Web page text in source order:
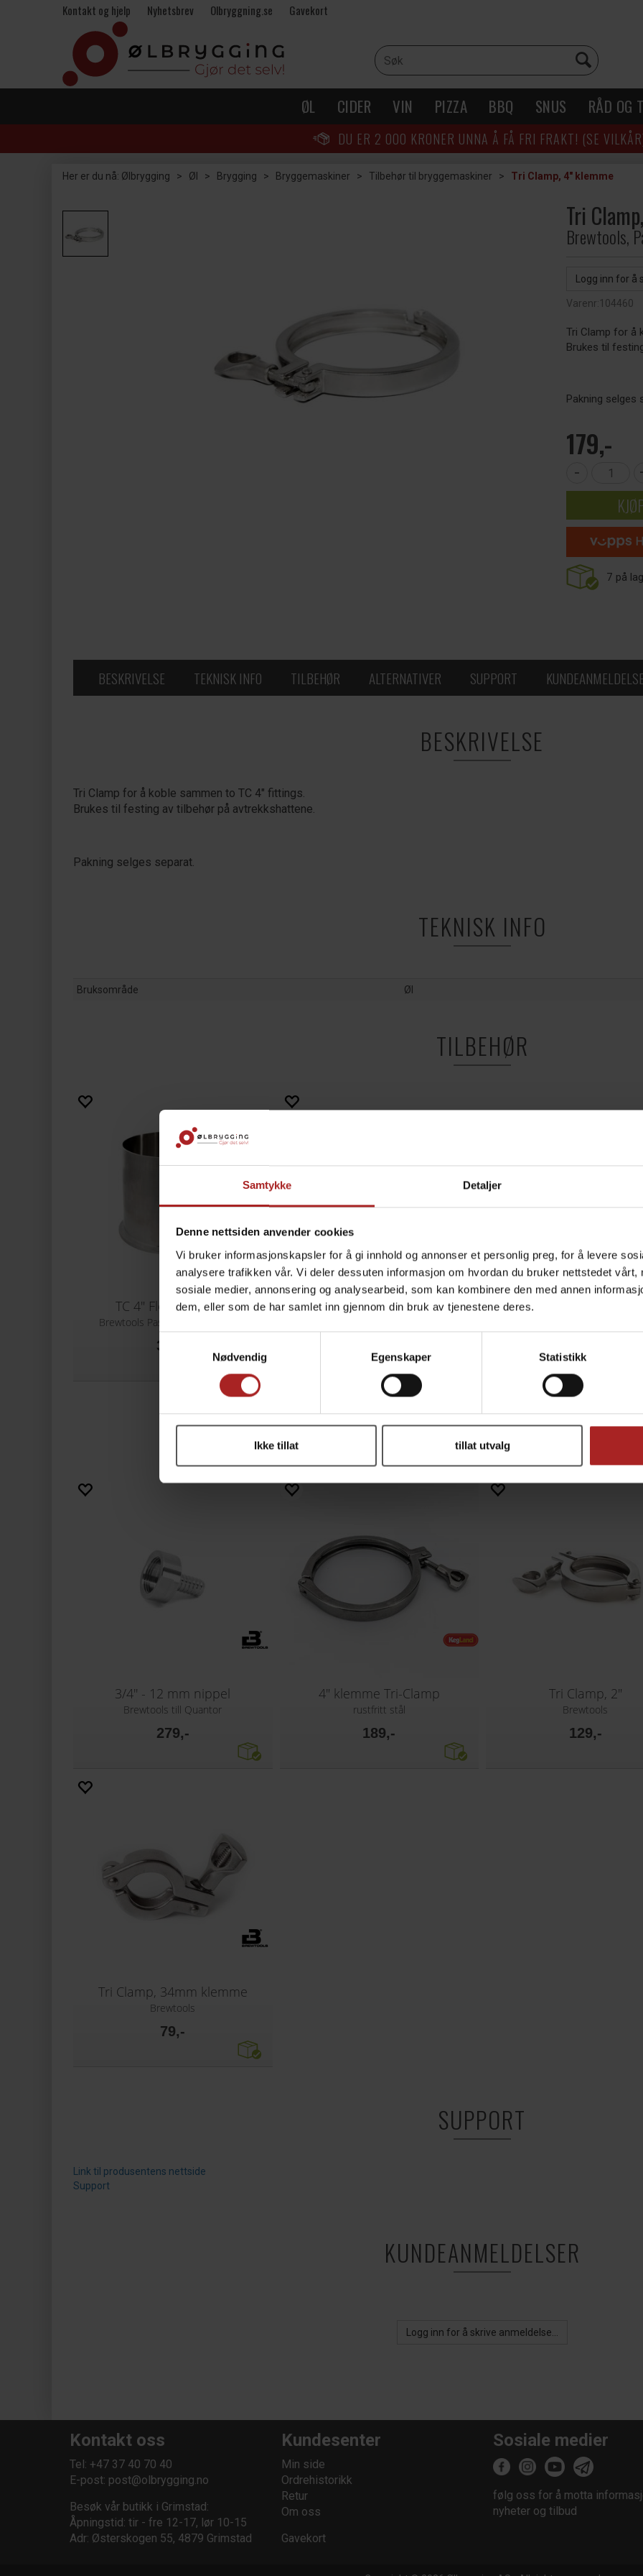
Samtykke Detaljer
Denne nettsiden anvender cookies
Vi bruker informasjonskapsler for å gi innhold og annonser et personlig preg, for å levere
analysere trafikken vår. Vi deler dessuten informasjon om hvordan du bruker nettstedet vårt,
sosiale medier, annonsering og analysearbeid, som kan kombinere den med annen
dem, eller som de har samlet inn gjennom din bruk av tjenestene deres.
Samtykkevalg
Nødvendig
Egenskaper Statistikk
Ikke tillat tillat utvalg
Kontakt og hjelp Nyhetsbrev Olbryggning.se Gavekort
ØL CIDER VIN PIZZA BBQ SNUS RÅD OG
DU ER 2 000 KRONER UNNA Å FÅ FRI FRAKT! (SE
Her er du nå: Ølbrygging > Øl > Brygging > Bryggemaskiner > Tilbehør til bryggemaskiner > Tri Clamp, 4" klemme
Tri
Brewtools,
Logg inn for
Varenr:104460
Tri Clamp for å
Brukes til
Pakning selges
179,-
-
7 på
BESKRIVELSE TEKNISK INFO TILBEHØR ALTERNATIVER SUPPORT
BESKRIVELSE
Tri Clamp for å koble sammen to TC 4" fittings.
Brukes til festing av tilbehør på avtrekkshattene.
Pakning selges separat.
TEKNISK INFO
Bruksområde Øl
TILBEHØR
TC 4" Flens, 100mm
Brewtools Passer til avtrekkshatt
349,-
TC Pakning, 4", 2-pack
ALTERNATIVER
3/4'' - 12 mm nippel
Brewtools till Quantor
279,-
4" klemme Tri-Clamp
rustfritt stål
189,-
Tri Clamp, 2"
Brewtools
129,-
Tri Clamp, 34mm klemme
Brewtools
79,-
SUPPORT
Link til produsentens nettside
Support
KUNDEANMELDELSER
Logg inn for å skrive anmeldelse...
Kontakt oss
Tel: +47 37 40 70 40
E-post: post@olbrygging.no
Besøk vår butikk i Grimstad:
Åpningstid: tir - fre 12-17, lør 10-15
Adr: Østerskogen 55, 4879 Grimstad
Kundesenter
Min side
Ordrehistorikk
Retur
Om oss
Gavekort
Sosiale medier
følg oss for å motta
nyheter og tilbud